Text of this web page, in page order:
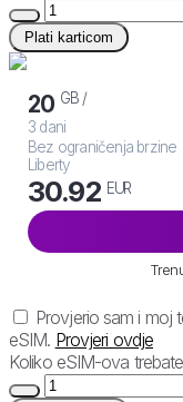
Plati karticom
20 GB /
3 dani
Bez ograničenja brzine
Liberty
30.92 EUR
Provjerio sam i moj
eSIM. Provjeri ovdje
Koliko eSIM-ova